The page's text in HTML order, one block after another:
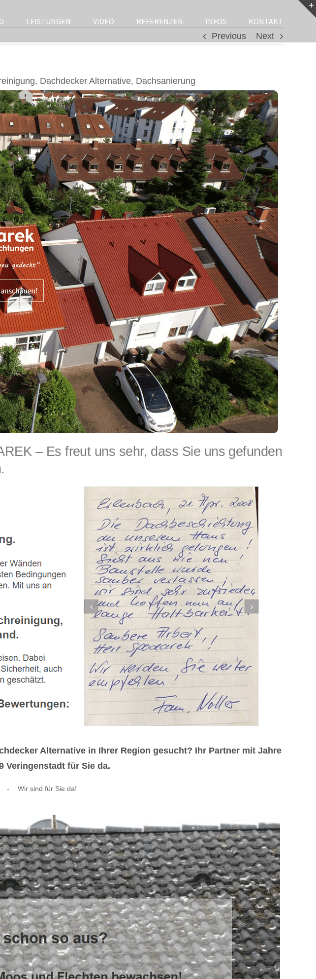
LEISTUNGEN VIDEO REFERENZEN INFOS
KONTAKT
Previous
Next
Dachdecker Alternative, Dachsanierung
– Es freut uns sehr, dass Sie uns gefunden
Alternative in Ihrer Region gesucht? Ihr Partner mit Jahre
Veringenstadt für Sie da.
- Wir sind für Sie da!